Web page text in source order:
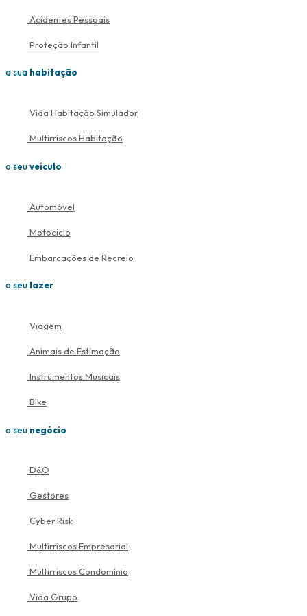
Acidentes Pessoais
Proteção Infantil
a sua habitação
Vida Habitação Simulador
Multirriscos Habitação
o seuveículo
Automóvel
Motociclo
Embarcações de Recreio
o seu lazer
Viagem
Animais de Estimação
Instrumentos Musicais
Bike
o seu negócio
D&O
Gestores
Cyber Risk
Multirriscos Empresarial
Multirriscos Condomínio
Vida Grupo